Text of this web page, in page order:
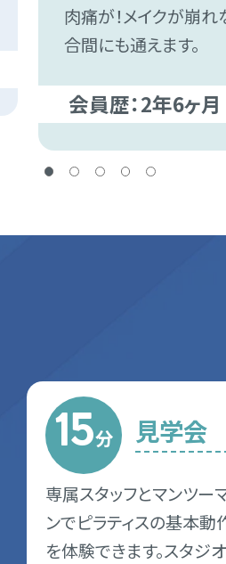
肉痛が！メイクが崩
合間にも通えます。
会員歴：2年6ヶ月
15分 見学会
専属スタッフとマンツー
ンでピラティスの基本動
を体験できます。スタジオ